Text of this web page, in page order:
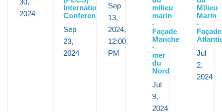
2024
International
Conference
Sep
23,
2024
Sep
13,
2024,
12:00
PM
milieu
marin
-
Façade
Manche
-
mer
du
Nord
Jul
9,
2024
Milieu
Marin
-
Façade
Jul
2,
2024